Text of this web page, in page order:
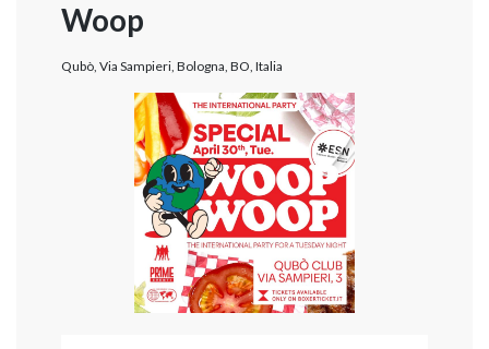
Woop
Qubò, Via Sampieri, Bologna, BO, Italia